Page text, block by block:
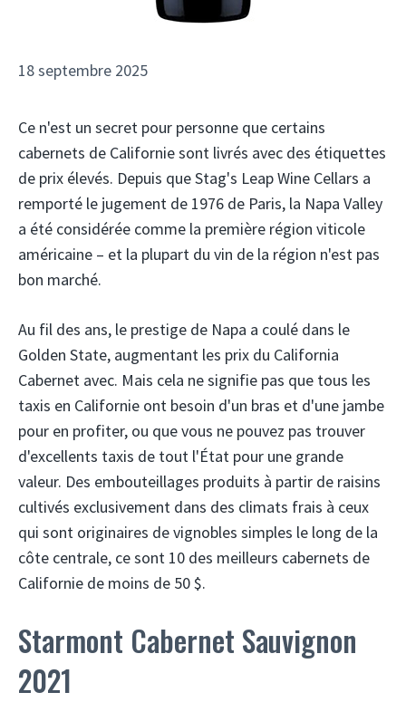
18 septembre 2025
Ce n'est un secret pour personne que certains
cabernets de Californie sont livrés avec des étiquettes
de prix élevés. Depuis que Stag's Leap Wine Cellars a
remporté le jugement de 1976 de Paris, la Napa Valley
a été considérée comme la première région viticole
américaine – et la plupart du vin de la région n'est pas
bon marché.
Au fil des ans, le prestige de Napa a coulé dans le
Golden State, augmentant les prix du California
Cabernet avec. Mais cela ne signifie pas que tous les
taxis en Californie ont besoin d'un bras et d'une jambe
pour en profiter, ou que vous ne pouvez pas trouver
d'excellents taxis de tout l'État pour une grande
valeur. Des embouteillages produits à partir de raisins
cultivés exclusivement dans des climats frais à ceux
qui sont originaires de vignobles simples le long de la
côte centrale, ce sont 10 des meilleurs cabernets de
Californie de moins de 50 $.
Starmont Cabernet Sauvignon
2021